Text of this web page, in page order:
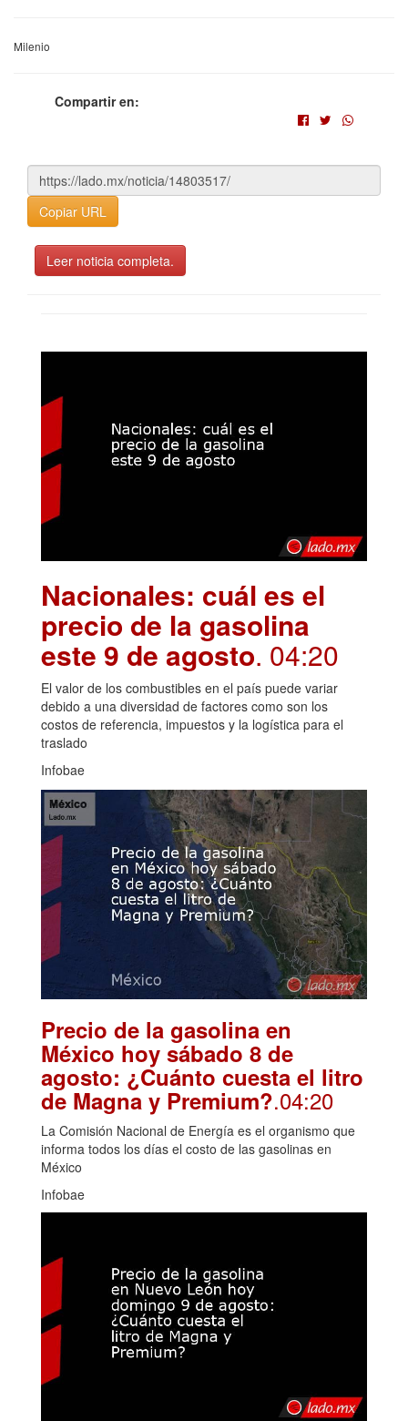
Milenio
Compartir en:
Copiar URL
Leer noticia completa.
Nacionales: cuál es el
precio de la gasolina
este 9 de agosto. 04:20
El valor de los combustibles en el país puede variar
debido a una diversidad de factores como son los
costos de referencia, impuestos y la logística para el
traslado
Infobae
Precio de la gasolina en
México hoy sábado 8 de
agosto: ¿Cuánto cuesta el litro
de Magna y Premium?.04:20
La Comisión Nacional de Energía es el organismo que
informa todos los días el costo de las gasolinas en
México
Infobae